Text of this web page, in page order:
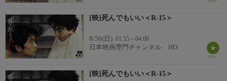
[映]死んでもいい＜R-15＞
8/30(日) 01:55～04:00
日本映画専門チャンネル HD
[映]死んでもいい＜R-15＞